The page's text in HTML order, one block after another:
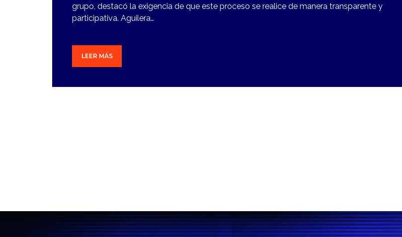
grupo, destacó la exigencia de que este proceso se realice de manera transparente y
participativa. Aguilera…
LEER MÁS